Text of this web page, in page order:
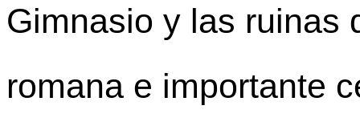
Gimnasio y las ruinas
romana e importante